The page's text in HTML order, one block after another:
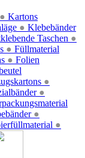
●
●
Taschen ●
Kartons
●
●
●
Klebebänder
●
●
Füllmaterial
●
Folien